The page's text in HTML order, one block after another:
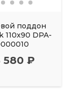
поддон
110x90 DPA-
580 ₽